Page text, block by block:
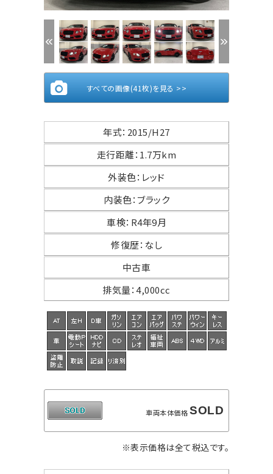
(1/41)
すべての画像(41枚)を見る >>
年式： 2015/H27
走行距離： 1.7万km
外装色： レッド
内装色： ブラック
車検： R4年9月
修復歴： なし
中古車
排気量：4,000cc
車両本体価格SOLD
※表示価格は全て税込です。